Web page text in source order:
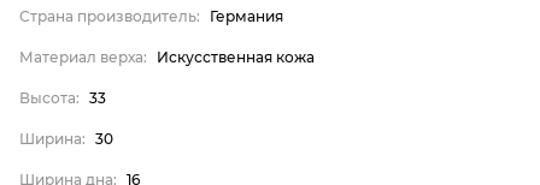
Ширина
Ширина дна
Германия
Страна производитель: Германия
Материал верха: Искусственная кожа
Высота: 33
Ширина: 30
Ширина дна: 16